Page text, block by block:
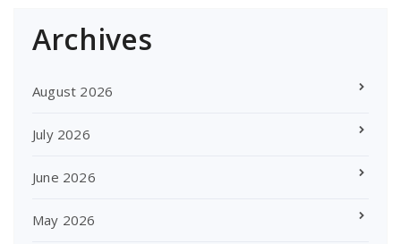
Archives
August 2026
July 2026
June 2026
May 2026